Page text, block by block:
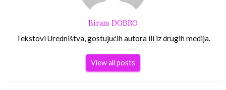
Biram DOBRO
Tekstovi Uredništva, gostujućih autora ili iz drugih medija.
View all posts